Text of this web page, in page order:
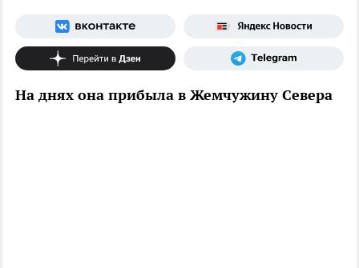
На днях она прибыла в Жемчужину Севера